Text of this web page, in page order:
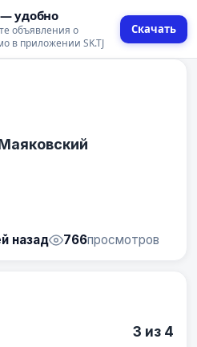
удобно
объявления о
в приложении SK.TJ
Скачать
12 фото
назад 766просмотров
3 из 4